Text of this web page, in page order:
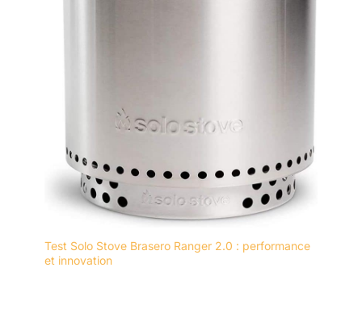
Test Solo Stove Brasero Ranger 2.0 : performance
et innovation